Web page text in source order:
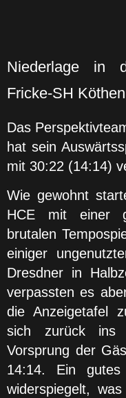
Niederlage in
Fricke-SH Köthen
Das
hat sein
mit 30:22 (14:14)
Wie gewohnt
HCE mit einer
brutalen
einiger
Dresdner in
verpassten es
die Anzeigetafel
sich zurück ins
Vorsprung der
14:14. Ein
widerspiegelt,